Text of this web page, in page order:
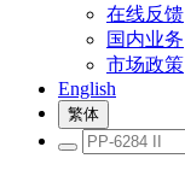
在线反馈
国内业务
市场政策
English
繁体